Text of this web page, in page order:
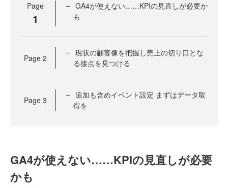
Page
1
GA4が使えない……KPIの見直しが必要か
も
Page 2
現状の顧客像を把握し売上の切り口とな
る接点を見つける
Page 3
追加も含めイベント設定 まずはデータ取
得を
GA4が使えない……KPIの見直しが必要
かも